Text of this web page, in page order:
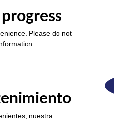
Please do not
nuestra